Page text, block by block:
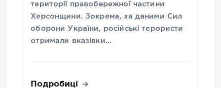
території правобережної частини
Херсонщини. Зокрема, за даними Сил
оборони України, російські терористи
отримали вказівки…
Подробиці